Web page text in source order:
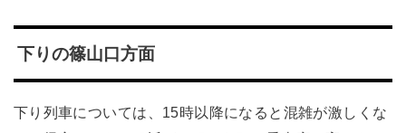
下りの篠山口方面
下り列車については、15時以降になると混雑が激しくな